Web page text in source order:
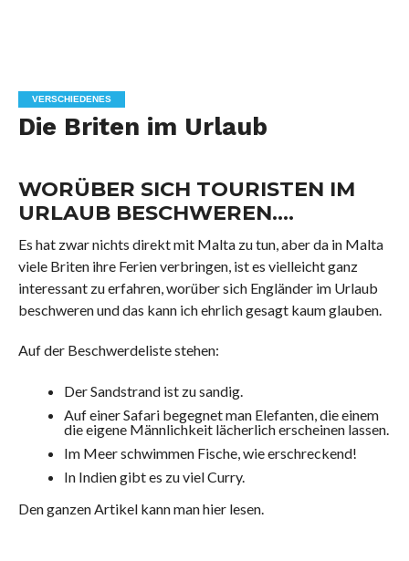
VERSCHIEDENES
Die Briten im Urlaub
WORÜBER SICH TOURISTEN IM
URLAUB BESCHWEREN….
Es hat zwar nichts direkt mit Malta zu tun, aber da in Malta
viele Briten ihre Ferien verbringen, ist es vielleicht ganz
interessant zu erfahren, worüber sich Engländer im Urlaub
beschweren und das kann ich ehrlich gesagt kaum glauben.
Auf der Beschwerdeliste stehen:
Der Sandstrand ist zu sandig.
Auf einer Safari begegnet man Elefanten, die einem
die eigene Männlichkeit lächerlich erscheinen lassen.
Im Meer schwimmen Fische, wie erschreckend!
In Indien gibt es zu viel Curry.
Den ganzen Artikel kann man hier lesen.